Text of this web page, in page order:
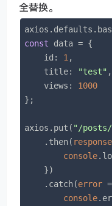
全替换。
const data = {
id : 1 ,
title: "test" ,
views : 1000
};
axios.put( "/
    .then(
response
console
    })
    .catch(
error
console